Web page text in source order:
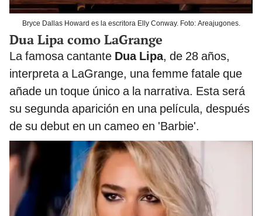
Bryce Dallas Howard es la escritora Elly Conway. Foto: Areajugones.
Dua Lipa como LaGrange
La famosa cantante Dua Lipa, de 28 años,
interpreta a LaGrange, una femme fatale que
añade un toque único a la narrativa. Esta será
su segunda aparición en una película, después
de su debut en un cameo en 'Barbie'.